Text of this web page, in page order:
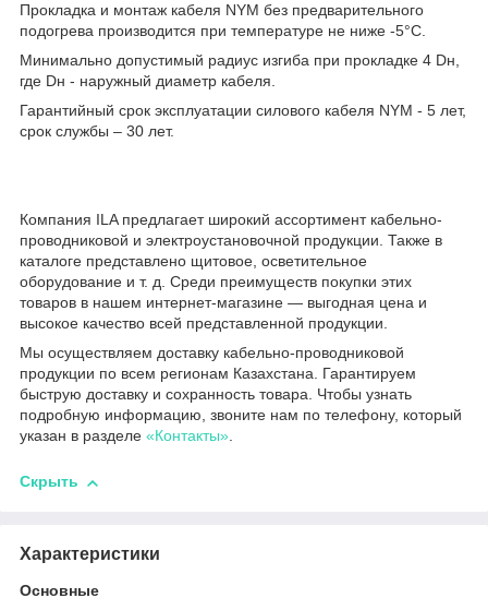
Прокладка и монтаж кабеля NYM без предварительного
подогрева производится при температуре не ниже -5°С.
Минимально допустимый радиус изгиба при прокладке 4 Dн,
где Dн - наружный диаметр кабеля.
Гарантийный срок эксплуатации силового кабеля NYM - 5 лет,
срок службы – 30 лет.
Компания ILA предлагает широкий ассортимент кабельно-
проводниковой и электроустановочной продукции. Также в
каталоге представлено щитовое, осветительное
оборудование и т. д. Среди преимуществ покупки этих
товаров в нашем интернет-магазине — выгодная цена и
высокое качество всей представленной продукции.
Мы осуществляем доставку кабельно-проводниковой
продукции по всем регионам Казахстана. Гарантируем
быструю доставку и сохранность товара. Чтобы узнать
подробную информацию, звоните нам по телефону, который
указан в разделе «Контакты».
Скрыть
Характеристики
Основные